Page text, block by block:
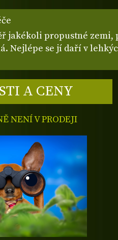
jakékoli propustné zemi,
Nejlépe se jí daří v
A CENY
NENÍ V PRODEJI